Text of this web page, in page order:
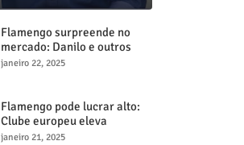
Flamengo surpreende no
mercado: Danilo e outros
dois craques estão a
janeiro 22, 2025
Flamengo pode lucrar alto:
Clube europeu eleva
proposta por Lorran para R$
janeiro 21, 2025